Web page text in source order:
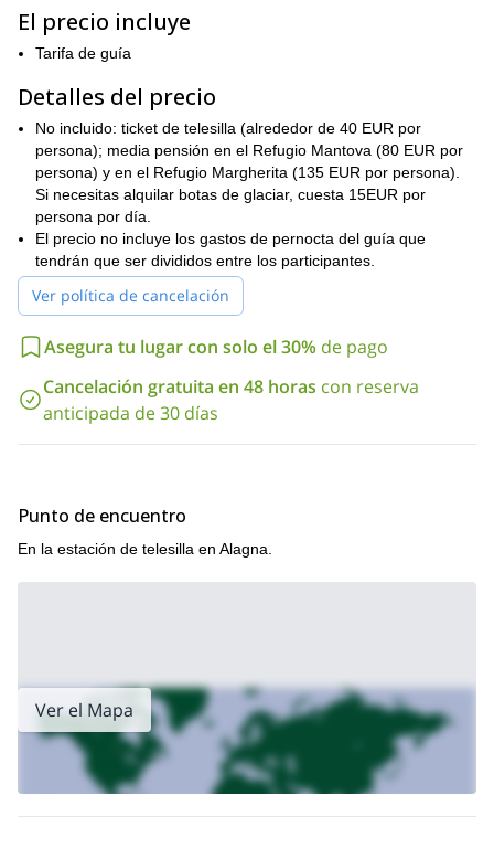
Punta Vincent. ¡Por lo tanto, escalaremos hasta 6 picos de más
de 4000m!
particulares. De hecho, se realiza a través de grandes glaciares
(a veces están presentes grandes grietas) en pendientes suaves.
La parte más empinada (35°) está justo en el último paso antes
de la cumbre. Además, los ascensos a otros picos implican
superar pendientes de hasta 45° sobre nieve y hielo. Más
algunas secciones cortas en la cresta.
¿Te parece tentador este programa? Entonces por favor
contáctame para más información, ¡estaré esperando tu
mensaje!Y también ofrezco una opción si quieres
zona durante la primavera, ¡échale un vistazo!
El precio incluye
Tarifa de guía
Detalles del precio
No incluido: ticket de telesilla (alrededor de 40 EUR por
persona); media pensión en el Refugio Mantova (80 EUR por
persona) y en el Refugio Margherita (135 EUR por persona).
Si necesitas alquilar botas de glaciar, cuesta 15EUR por
persona por día.
El precio no incluye los gastos de pernocta del guía que
tendrán que ser divididos entre los participantes.
Ver política de cancelación
Asegura tu lugar con solo el 30% de pago
Cancelación gratuita en 48 horas con reserva
anticipada de 30 días
Punto de encuentro
En la estación de telesilla en Alagna.
Ver el Mapa